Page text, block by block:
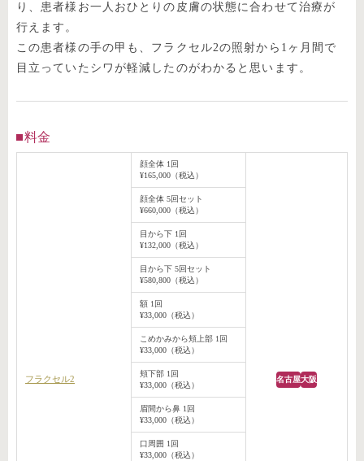
り、患者様お一人おひとりの皮膚の状態に合わせて治療が
行えます。
この患者様の手の甲も、フラクセル2の照射から1ヶ月間で
目立っていたシワが軽減したのがわかると思います。
料金
フラクセル2
顔全体 1回
¥165,000（税込）
名古屋大阪
顔全体 5回セット
¥660,000（税込）
目から下 1回
¥132,000（税込）
目から下 5回セット
¥580,800（税込）
額 1回
¥33,000（税込）
こめかみから頬上部 1回
¥33,000（税込）
頬下部 1回
¥33,000（税込）
眉間から鼻 1回
¥33,000（税込）
口周囲 1回
¥33,000（税込）